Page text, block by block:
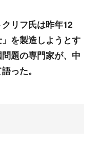
リフ氏は昨年12
を製造しようとす
題の専門家が、中
った。